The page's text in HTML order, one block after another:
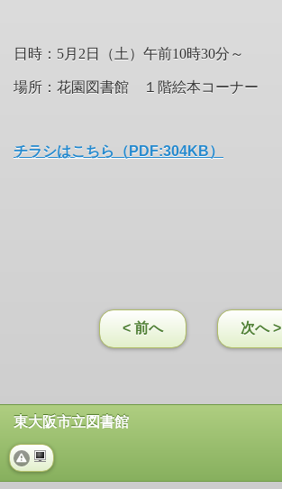
日時：5月2日（土）午前10時30分～
場所：花園図書館 １階絵本コーナー
チラシはこちら（PDF:304KB）
< 前へ 次へ >
東大阪市立図書館